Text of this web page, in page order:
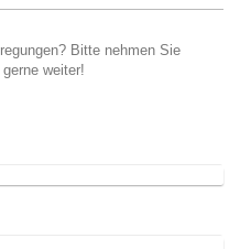
Bitte nehmen Sie
weiter!